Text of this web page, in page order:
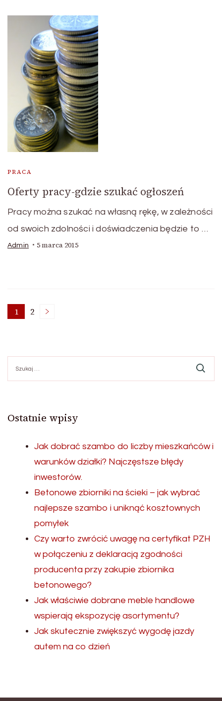
PRACA
Oferty pracy-gdzie szukać ogłoszeń
Pracy można szukać na własną rękę, w zależności
od swoich zdolności i doświadczenia będzie to …
Admin 5 marca 2015
Stronicowanie
wpisów
Strona
1 Strona
2
Ostatnie wpisy
Jak dobrać szambo do liczby mieszkańców i
warunków działki? Najczęstsze błędy
inwestorów.
Betonowe zbiorniki na ścieki – jak wybrać
najlepsze szambo i uniknąć kosztownych
pomyłek
Czy warto zwrócić uwagę na certyfikat PZH
w połączeniu z deklaracją zgodności
producenta przy zakupie zbiornika
betonowego?
Jak właściwie dobrane meble handlowe
wspierają ekspozycję asortymentu?
Jak skutecznie zwiększyć wygodę jazdy
autem na co dzień